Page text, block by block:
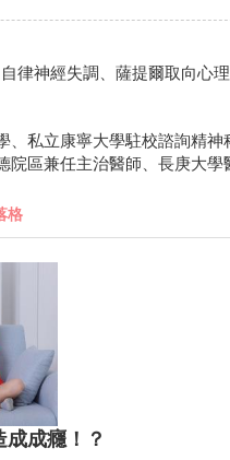
律神經失調、薩提爾取向心
、私立康寧大學駐校諮詢精神
院區兼任主治醫師、長庚大學
格
成癮！？